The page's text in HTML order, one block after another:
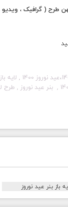
طرح ( گرافیک ، ویدیو
عید نوروز 1400 , لایه باز
, بنر عید نوروز , طرح